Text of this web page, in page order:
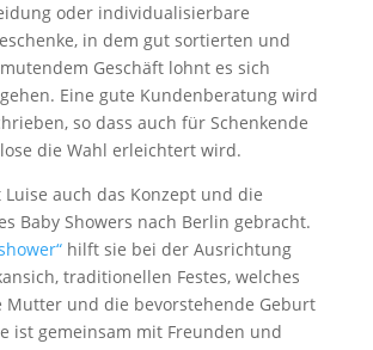
oder individualisierbare
in dem gut sortierten und
Geschäft lohnt es sich
Eine gute Kundenberatung wird
so dass auch für Schenkende
die Wahl erleichtert wird.
auch das Konzept und die
Baby Showers nach Berlin gebracht.
hilft sie bei der Ausrichtung
traditionellen Festes, welches
Mutter und die bevorstehende Geburt
ist gemeinsam mit Freunden und